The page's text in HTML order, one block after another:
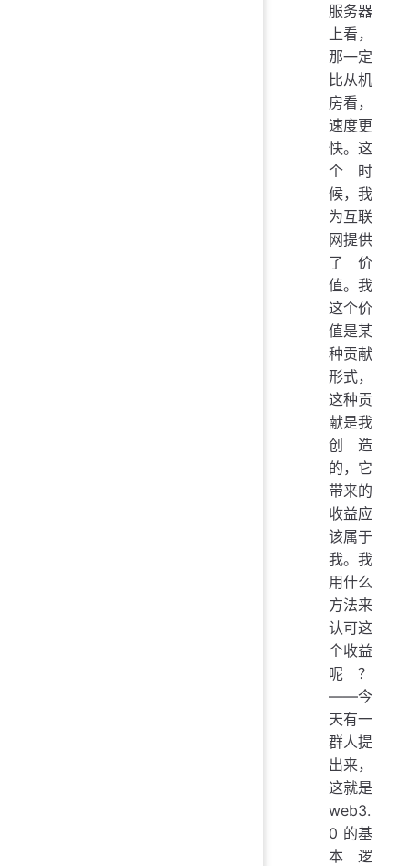
服务器
上看，
那一定
比从机
房看，
速度更
快。这
个时
候，我
为互联
网提供
了价
值。我
这个价
值是某
种贡献
形式，
这种贡
献是我
创造
的，它
带来的
收益应
该属于
我。我
用什么
方法来
认可这
个收益
呢？
——今
天有一
群人提
出来，
这就是
web3.
0 的基
本逻